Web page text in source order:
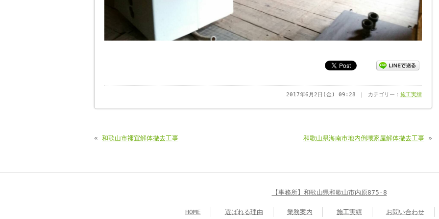
2017年6月2日(金) 09:28 ｜ カテゴリー： 施工実績
« 和歌山市禰宜解体撤去工事 和歌山県海南市地内倒壊家屋解体撤去工事 »
【事務所】和歌山県和歌山市内原875-8
HOME 選ばれる理由 業務案内 施工実績 お問い合わせ